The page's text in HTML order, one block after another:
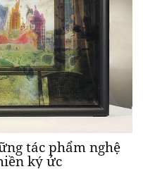
tác phẩm nghệ
ký ức